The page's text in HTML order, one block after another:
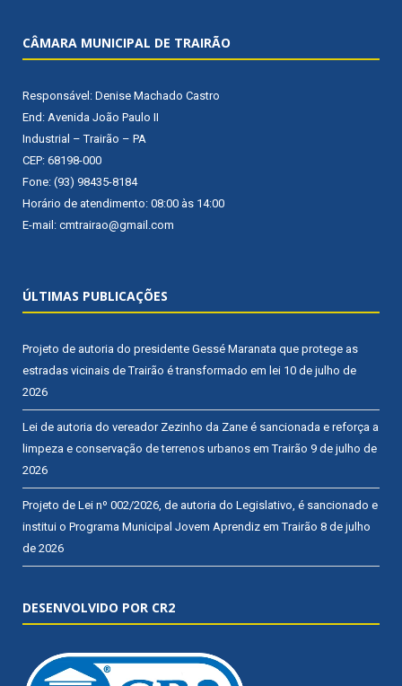
CÂMARA MUNICIPAL DE TRAIRÃO
Responsável: Denise Machado Castro
End: Avenida João Paulo II
Industrial – Trairão – PA
CEP: 68198-000
Fone: (93) 98435-8184
Horário de atendimento: 08:00 às 14:00
E-mail: cmtrairao@gmail.com
ÚLTIMAS PUBLICAÇÕES
Projeto de autoria do presidente Gessé Maranata que protege as
estradas vicinais de Trairão é transformado em lei 10 de julho de
2026
Lei de autoria do vereador Zezinho da Zane é sancionada e reforça a
limpeza e conservação de terrenos urbanos em Trairão 9 de julho de
2026
Projeto de Lei nº 002/2026, de autoria do Legislativo, é sancionado e
institui o Programa Municipal Jovem Aprendiz em Trairão 8 de julho
de 2026
DESENVOLVIDO POR CR2